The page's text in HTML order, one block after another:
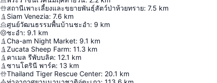
สถานีเพาะเลี้ยงและขยายพันธุ์สัตว์ป่าห้วยทราย: 7.5 km
Siam Venezia: 7.6 km
ศูนย์วัฒนธรรมพื้นบ้านชะอำ: 9 km
ชะอำ: 9.1 km
Cha-am Night Market: 9.1 km
Zucata Sheep Farm: 11.3 km
คาเมล รีพับบลิค: 12.1 km
ซานโตรินี พาร์ค: 13 km
Thailand Tiger Rescue Center: 20.1 km